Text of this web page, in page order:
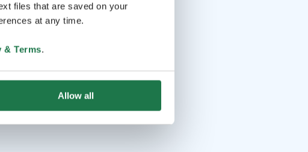
files that are saved on your
at any time.
& Terms.
Allow all